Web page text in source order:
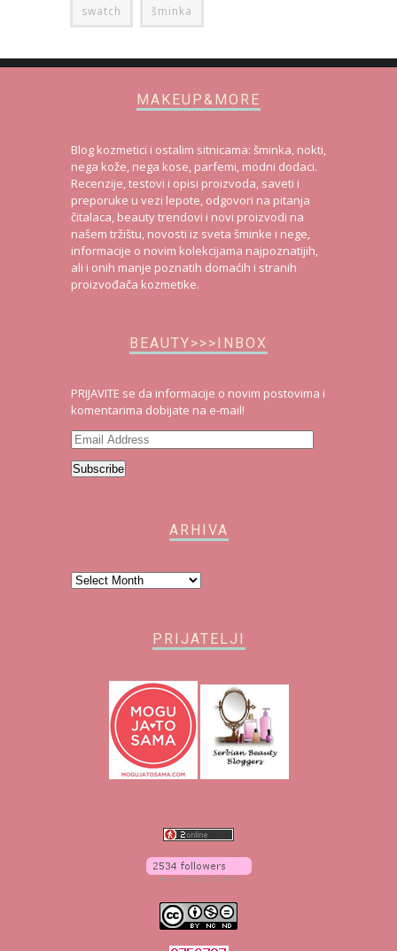
swatch šminka
MAKEUP&MORE
Blog kozmetici i ostalim sitnicama: šminka, nokti,
nega kože, nega kose, parfemi, modni dodaci.
Recenzije, testovi i opisi proizvoda, saveti i
preporuke u vezi lepote, odgovori na pitanja
čitalaca, beauty trendovi i novi proizvodi na
našem tržištu, novosti iz sveta šminke i nege,
informacije o novim kolekcijama najpoznatijih,
ali i onih manje poznatih domaćih i stranih
proizvođača kozmetike.
BEAUTY>>>INBOX
PRIJAVITE se da informacije o novim postovima i
komentarima dobijate na e-mail!
Email
Address
Subscribe
ARHIVA
Arhiva
PRIJATELJI